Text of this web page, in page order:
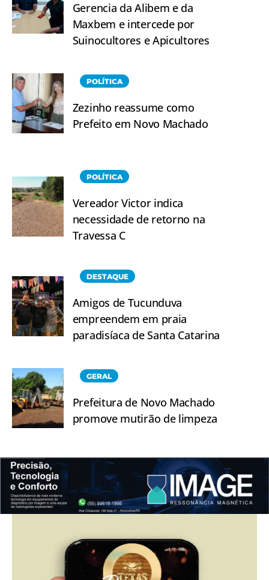
Gerencia da Alibem e da
Maxbem e intercede por
Suinocultores e Apicultores
POLÍTICA
Zezinho reassume como
Prefeito em Novo Machado
POLÍTICA
Vereador Victor indica
necessidade de retorno na
Travessa C
DESTAQUE
Amigos de Tucunduva
empreendem em praia
paradisíaca de Santa Catarina
GERAL
Prefeitura de Novo Machado
promove mutirão de limpeza